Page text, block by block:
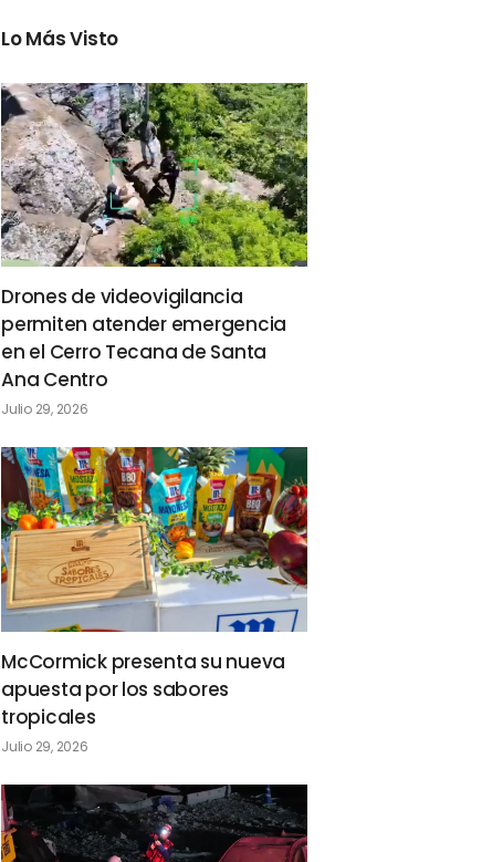
Lo Más Visto
Drones de videovigilancia
permiten atender emergencia
en el Cerro Tecana de Santa
Ana Centro
Julio 29, 2026
McCormick presenta su nueva
apuesta por los sabores
tropicales
Julio 29, 2026